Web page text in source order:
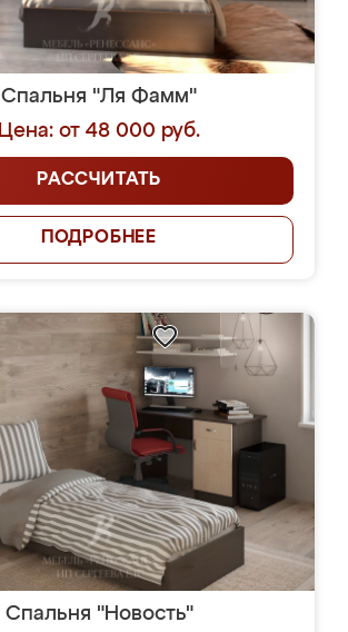
Спальня "Ля Фамм"
Цена: от 48 000 руб.
РАССЧИТАТЬ
ПОДРОБНЕЕ
Спальня "Новость"